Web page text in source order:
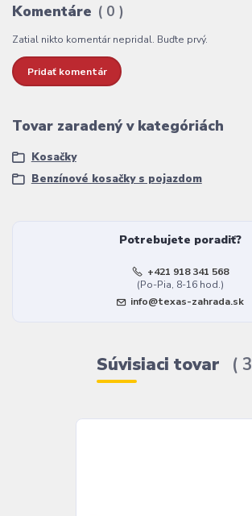
Komentáre 0
Zatial nikto komentár nepridal. Buďte prvý.
Pridať komentár
Tovar zaradený v kategóriách
Kosačky
Benzínové kosačky s pojazdom
Potrebujete poradiť?
+421 918 341 568
(Po-Pia, 8-16 hod.)
info@texas-zahrada.sk
Súvisiaci tovar 3